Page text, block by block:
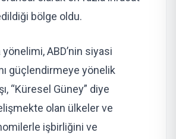
bölge oldu.
yönelimi, ABD’nin siyasi
güçlendirmeye yönelik
“Küresel Güney” diye
olan ülkeler ve
işbirliğini ve